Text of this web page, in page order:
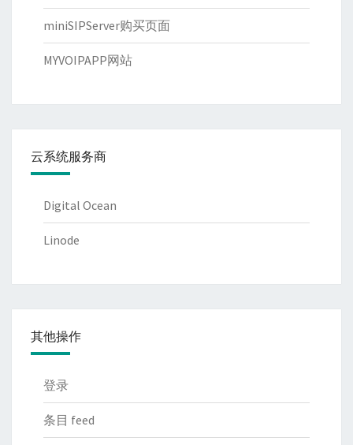
miniSIPServer购买页面
MYVOIPAPP网站
云系统服务商
Digital Ocean
Linode
其他操作
登录
条目 feed